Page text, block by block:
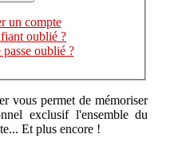
un compte
oublié ?
oublié ?
vous permet de mémoriser
exclusif l'ensemble du
Et plus encore !